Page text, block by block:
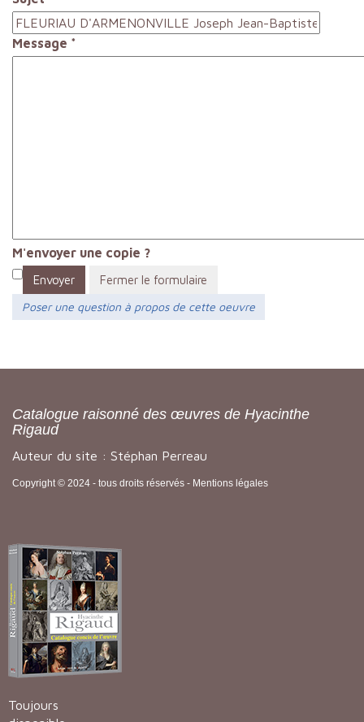
Message *
M'envoyer une copie ?
Envoyer
Fermer le formulaire
Poser une question à propos de cette oeuvre
Catalogue raisonné des œuvres de Hyacinthe
Rigaud
Auteur du site : Stéphan Perreau
Copyright © 2024 - tous droits réservés - Mentions légales
Toujours